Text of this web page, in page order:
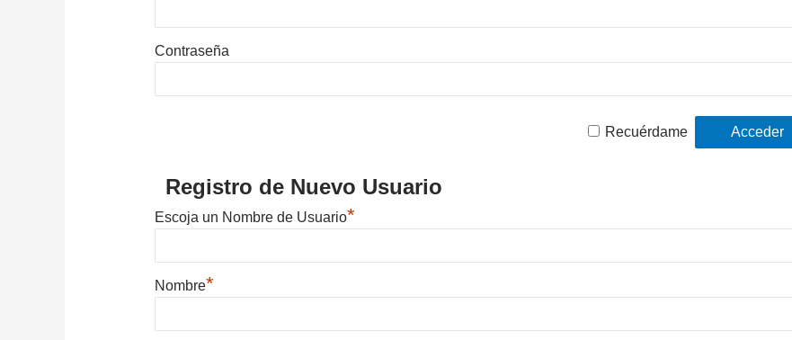
Contraseña
Recuérdame
Registro de Nuevo Usuario
Escoja un Nombre de Usuario*
Nombre*